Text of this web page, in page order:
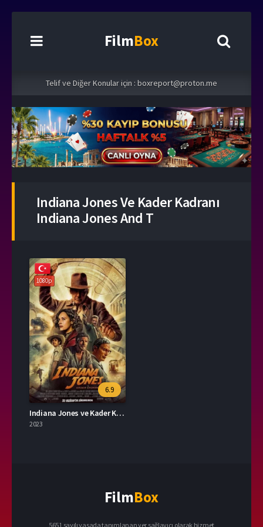
FilmBox
Telif ve Diğer Konular için : boxreport@proton.me
Indiana Jones Ve Kader Kadranı
Indiana Jones And T
1080p
6.9
Indiana Jones ve Kader Kadranı 2023 – Indiana Jones and the Dial of Destiny 1080p Turkce Dublaj izle
2023
FilmBox
5651 sayılı yasada tanımlanan yer sağlayıcı olarak hizmet